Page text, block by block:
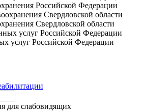
Российской Федерации
Свердловской области
услуг Российской Федерации
для слабовидящих